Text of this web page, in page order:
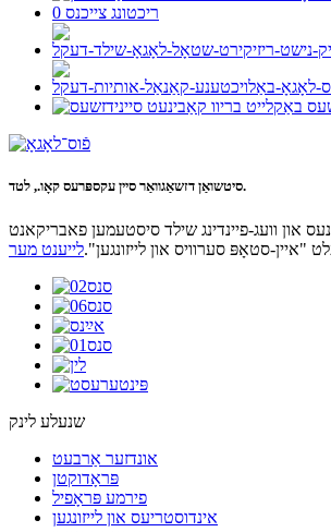
סיטשואַן דזשאַגוואַר סיין עקספּרעס קאָו., לטד.
און וועג-פיינדינג שילד סיסטעמען פאבריקאנט
לייענט מער
שנעלע לינק
אונדזער אַרבעט
פּראָדוקטן
פירמע פּראָפיל
אינדוסטריעס און לייזונגען